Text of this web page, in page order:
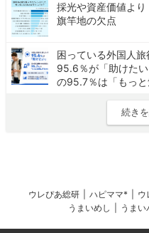
採光や資産価値よ
旗竿地の欠点
困っている外国人
95.6％が「助けた
の95.7％は「もっと
続き
ウレぴあ総研 ハピママ* ウ
うまいめし
うまい